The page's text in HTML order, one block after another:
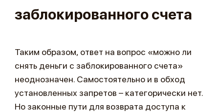
заблокированного счета
Таким образом, ответ на вопрос «можно ли
снять деньги с заблокированного счета»
неоднозначен. Самостоятельно и в обход
установленных запретов – категорически нет.
Но законные пути для возврата доступа к